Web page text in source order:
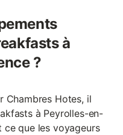
à
?
Chambres Hotes, il
à Peyrolles-en-
que les voyageurs